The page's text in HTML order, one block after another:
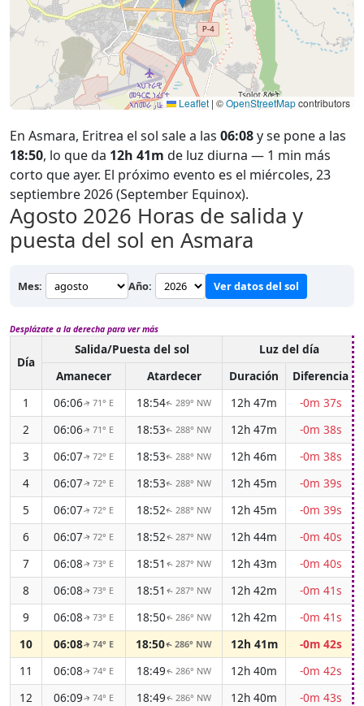
Leaflet | ©OpenStreetMapcontributors
En Asmara, Eritrea el sol sale a las 06:08y se pone a las
18:50, lo que da 12h 41m de luz diurna — 1 min más
corto que ayer. El próximo evento es el miércoles, 23
septiembre 2026 (September Equinox).
Agosto 2026 Horas de salida y
puesta del sol en Asmara
Mes: Año: Ver datos del sol
Desplázate a la derecha para ver más
Día
Salida/Puesta del sol Luz del día
Amanecer
Atardecer Duración
Diferencia
1
06:06↑71° E 18:54↑ 289° NW 12h 47m
-0m 37s
2
06:06↑71° E 18:53↑ 288° NW 12h 47m
-0m 38s
3
06:07↑72° E 18:53↑ 288° NW 12h 46m
-0m 38s
4
06:07↑72° E 18:53↑ 288° NW 12h 45m
-0m 39s
5
06:07↑72° E 18:52↑ 288° NW 12h 45m
-0m 39s
6
06:07↑72° E 18:52↑ 287° NW 12h 44m
-0m 40s
7
06:08↑73° E 18:51 ↑ 287° NW 12h 43m
-0m 40s
8
06:08↑73° E 18:51 ↑ 287° NW 12h 42m
-0m 41s
9
06:08↑73° E 18:50↑ 286° NW 12h 42m
-0m 41s
10
06:08↑ 74° E 18:50↑ 286° NW 12h 41m
-0m 42s
11
06:08↑ 74° E 18:49↑ 286° NW 12h 40m
-0m 42s
12
06:09↑ 74° E 18:49↑ 286° NW 12h 40m
-0m 43s